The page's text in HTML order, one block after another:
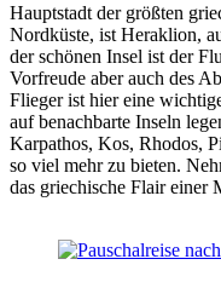
Hauptstadt der größten
Nordküste, ist Heraklion,
der schönen Insel ist der
Vorfreude aber auch des
Flieger ist hier eine
auf benachbarte Inseln
Karpathos, Kos, Rhodos,
so viel mehr zu bieten.
das griechische Flair einer